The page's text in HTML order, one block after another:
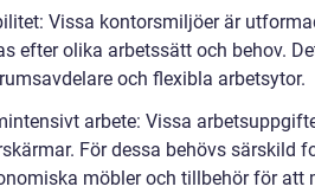
Vissa kontorsmiljöer är
efter olika arbetssätt och behov.
och flexibla arbetsytor.
arbete: Vissa
För dessa behövs särskild
möbler och tillbehör för att